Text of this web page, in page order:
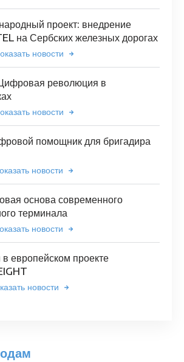
проект: внедрение
на Сербских железных дорогах
новости
революция в
новости
помощник для бригадира
новости
основа современного
терминала
новости
европейском проекте
новости